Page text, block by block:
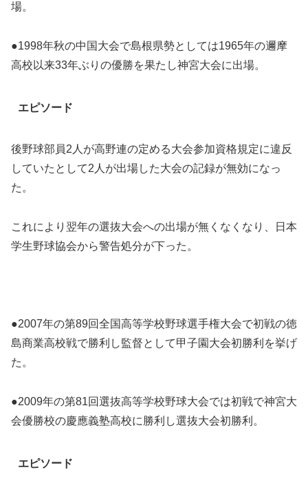
場。
●1998年秋の中国大会で島根県勢としては1965年の邇摩
高校以来33年ぶりの優勝を果たし神宮大会に出場。
エピソード
後野球部員2人が高野連の定める大会参加資格規定に違反
していたとして2人が出場した大会の記録が無効になっ
た。
これにより翌年の選抜大会への出場が無くなくなり、日本
学生野球協会から警告処分が下った。
●2007年の第89回全国高等学校野球選手権大会で初戦の徳
島商業高校戦で勝利し監督として甲子園大会初勝利を挙げ
た。
●2009年の第81回選抜高等学校野球大会では初戦で神宮大
会優勝校の慶應義塾高校に勝利し選抜大会初勝利。
エピソード